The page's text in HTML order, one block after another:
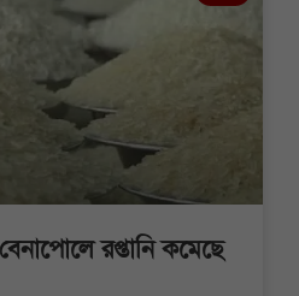
রপ্তানি কমেছে